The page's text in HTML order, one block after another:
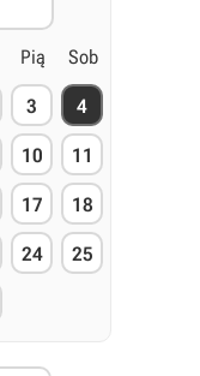
Pią Sob
3 4
10 11
17 18
24 25